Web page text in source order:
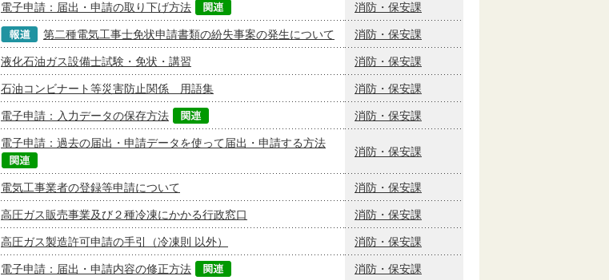
電子申請：届出・申請の取り下げ方法 消防・保安課
第二種電気工事士免状申請書類の紛失事案の発生について 消防・保安課
液化石油ガス設備士試験・免状・講習 消防・保安課
石油コンビナート等災害防止関係 用語集 消防・保安課
電子申請：入力データの保存方法 消防・保安課
電子申請：過去の届出・申請データを使って届出・申請する方法
消防・保安課
電気工事業者の登録等申請について 消防・保安課
高圧ガス販売事業及び２種冷凍にかかる行政窓口 消防・保安課
高圧ガス製造許可申請の手引（冷凍則 以外） 消防・保安課
電子申請：届出・申請内容の修正方法 消防・保安課